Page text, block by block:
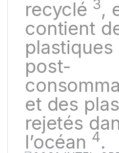
recyclé 3,
contient
post-
et des
rejetés
l’océan 4.